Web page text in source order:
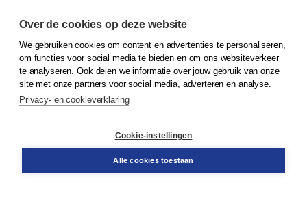
© 2026Koninklijke Boom uitgevers
Bestellen
Over de cookies op deze website
We gebruiken cookies om content en advertenties te personaliseren,
om functies voor social media te bieden en om ons websiteverkeer
te analyseren. Ook delen we informatie over jouw gebruik van onze
site met onze partners voor social media, adverteren en analyse.
Privacy- en cookieverklaring
Cookie-instellingen
Alle cookies toestaan